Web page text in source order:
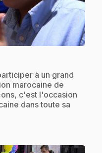
à un grand
marocaine de
c'est l'occasion
dans toute sa